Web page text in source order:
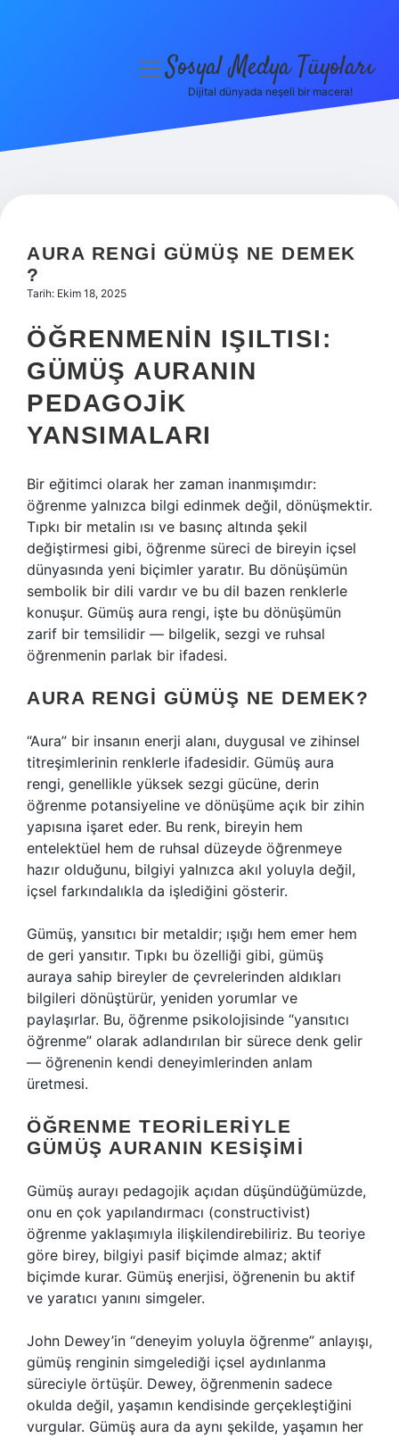
Hakkımızda
menüyüSosyal Medya Tüyoları
Dijital dünyada neşeli bir macera!
AURA RENGI GÜMÜŞ NE DEMEK
?
Tarih: Ekim 18, 2025
ÖĞRENMENIN IŞILTISI:
GÜMÜŞ AURANIN
PEDAGOJIK
YANSIMALARI
Bir eğitimci olarak her zaman inanmışımdır:
öğrenme yalnızca bilgi edinmek değil, dönüşmektir.
Tıpkı bir metalin ısı ve basınç altında şekil
değiştirmesi gibi, öğrenme süreci de bireyin içsel
dünyasında yeni biçimler yaratır. Bu dönüşümün
sembolik bir dili vardır ve bu dil bazen renklerle
konuşur. Gümüş aura rengi, işte bu dönüşümün
zarif bir temsilidir — bilgelik, sezgi ve ruhsal
öğrenmenin parlak bir ifadesi.
AURA RENGI GÜMÜŞ NE DEMEK?
“Aura” bir insanın enerji alanı, duygusal ve zihinsel
titreşimlerinin renklerle ifadesidir. Gümüş aura
rengi, genellikle yüksek sezgi gücüne, derin
öğrenme potansiyeline ve dönüşüme açık bir zihin
yapısına işaret eder. Bu renk, bireyin hem
entelektüel hem de ruhsal düzeyde öğrenmeye
hazır olduğunu, bilgiyi yalnızca akıl yoluyla değil,
içsel farkındalıkla da işlediğini gösterir.
Gümüş, yansıtıcı bir metaldir; ışığı hem emer hem
de geri yansıtır. Tıpkı bu özelliği gibi, gümüş
auraya sahip bireyler de çevrelerinden aldıkları
bilgileri dönüştürür, yeniden yorumlar ve
paylaşırlar. Bu, öğrenme psikolojisinde “yansıtıcı
öğrenme” olarak adlandırılan bir sürece denk gelir
— öğrenenin kendi deneyimlerinden anlam
üretmesi.
ÖĞRENME TEORILERIYLE
GÜMÜŞ AURANIN KESIŞIMI
Gümüş aurayı pedagojik açıdan düşündüğümüzde,
onu en çok yapılandırmacı (constructivist)
öğrenme yaklaşımıyla ilişkilendirebiliriz. Bu teoriye
göre birey, bilgiyi pasif biçimde almaz; aktif
biçimde kurar. Gümüş enerjisi, öğrenenin bu aktif
ve yaratıcı yanını simgeler.
John Dewey’in “deneyim yoluyla öğrenme” anlayışı,
gümüş renginin simgelediği içsel aydınlanma
süreciyle örtüşür. Dewey, öğrenmenin sadece
okulda değil, yaşamın kendisinde gerçekleştiğini
vurgular. Gümüş aura da aynı şekilde, yaşamın her